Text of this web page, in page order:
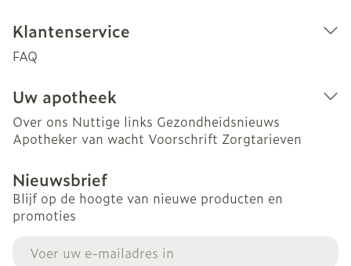
Klantenservice
FAQ
Uw apotheek
Over ons Nuttige links Gezondheidsnieuws
Apotheker van wacht Voorschrift Zorgtarieven
Nieuwsbrief
Blijf op de hoogte van nieuwe producten en
promoties